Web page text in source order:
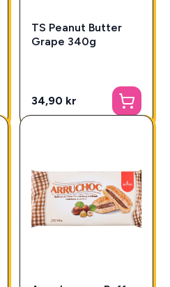
TS Peanut Butter
Grape 340g
34,90 kr